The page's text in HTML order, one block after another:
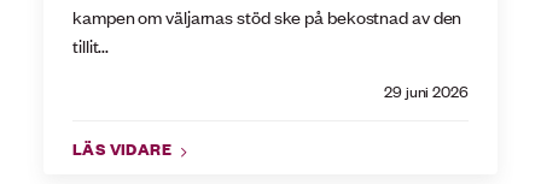
29 juni 2026
kampen om väljarnas stöd ske på bekostnad av den
tillit...
LÄS VIDARE